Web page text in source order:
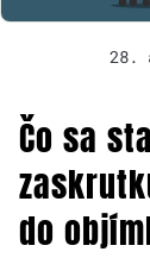
28.
Čo sa
do